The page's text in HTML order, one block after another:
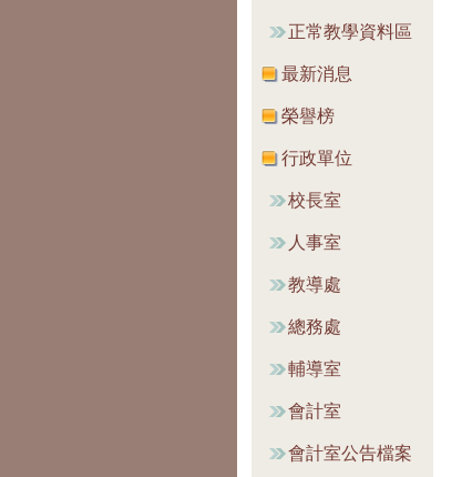
正常教學資料區
最新消息
榮譽榜
行政單位
校長室
人事室
教導處
總務處
輔導室
會計室
會計室公告檔案